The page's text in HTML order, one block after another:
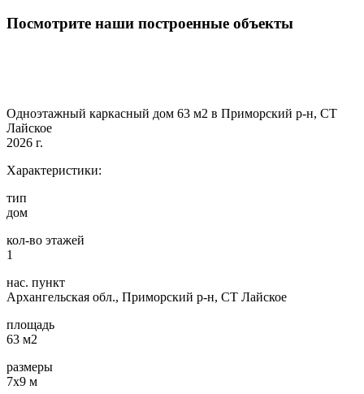
Посмотрите наши построенные объекты
Одноэтажный каркасный дом 63 м2 в Приморский р-н, СТ
Лайское
2026 г.
Характеристики:
тип
дом
кол-во этажей
1
нас. пункт
Архангельская обл., Приморский р-н, СТ Лайское
площадь
63 м2
размеры
7х9 м